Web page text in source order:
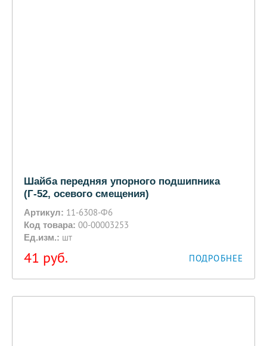
Шайба передняя упорного подшипника
(Г-52, осевого смещения)
Артикул: 11-6308-Ф6
Код товара: 00-00003253
Ед.изм.: шт
41 руб. ПОДРОБНЕЕ